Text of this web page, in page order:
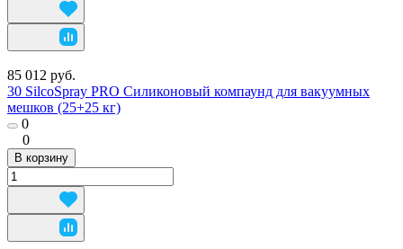
85 012 руб.
30 SilcoSpray PRO Силиконовый компаунд для вакуумных
мешков (25+25 кг)
0
0
В корзину